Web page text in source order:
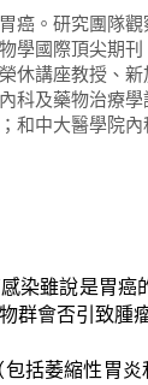
癌。研究團隊
學國際頂尖期
休講座教授、
科及藥物治療
；和中大醫學院
染雖說是胃癌
群會否引致腫
括萎縮性胃